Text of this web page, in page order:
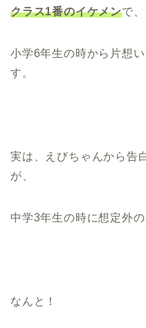
クラス1番のイケメンで、
小学6年生の時から片想
す。
実は、えびちゃんから告
が、
中学3年生の時に想定外
なんと！